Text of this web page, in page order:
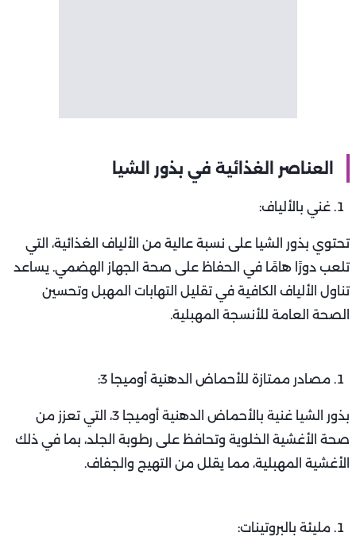
العناصر الغذائية في بذور الشيا
غني بالألياف:
تحتوي بذور الشيا على نسبة عالية من الألياف الغذائية، التي
تلعب دورًا هامًا في الحفاظ على صحة الجهاز الهضمي. يساعد
تناول الألياف الكافية في تقليل التهابات المهبل وتحسين
الصحة العامة للأنسجة المهبلية.
مصادر ممتازة للأحماض الدهنية أوميجا 3:
بذور الشيا غنية بالأحماض الدهنية أوميجا 3، التي تعزز من
صحة الأغشية الخلوية وتحافظ على رطوبة الجلد، بما في ذلك
الأغشية المهبلية، مما يقلل من التهيج والجفاف.
مليئة بالبروتينات: